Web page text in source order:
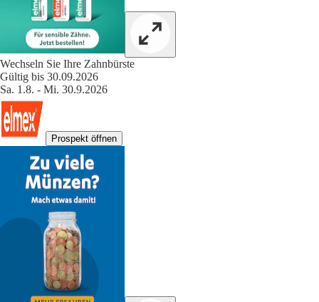
Wechseln Sie Ihre Zahnbürste
Gültig bis 30.09.2026
Sa. 1.8. - Mi. 30.9.2026
Prospekt öffnen